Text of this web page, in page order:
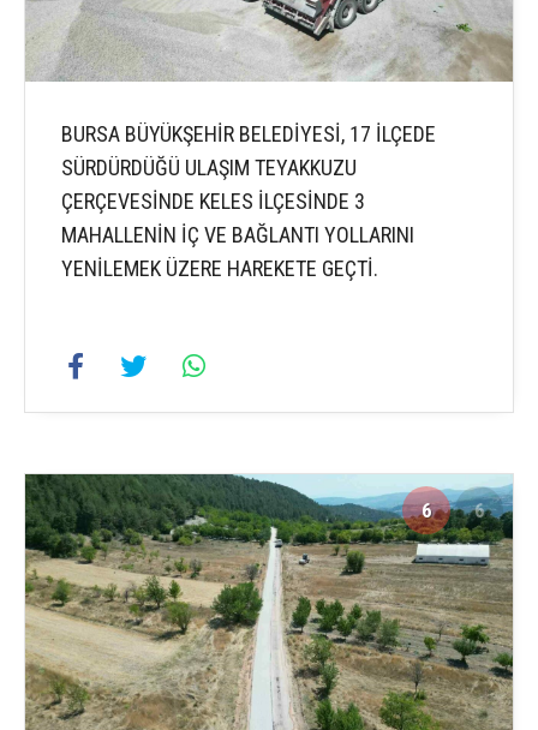
BURSA BÜYÜKŞEHİR BELEDİYESİ, 17 İLÇEDE
SÜRDÜRDÜĞÜ ULAŞIM TEYAKKUZU
ÇERÇEVESİNDE KELES İLÇESİNDE 3
MAHALLENİN İÇ VE BAĞLANTI YOLLARINI
YENİLEMEK ÜZERE HAREKETE GEÇTİ.
6 6